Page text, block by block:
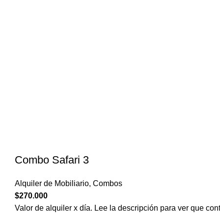
Combo Safari 3
Alquiler de Mobiliario, Combos
$270.000
Valor de alquiler x día. Lee la descripción para ver que